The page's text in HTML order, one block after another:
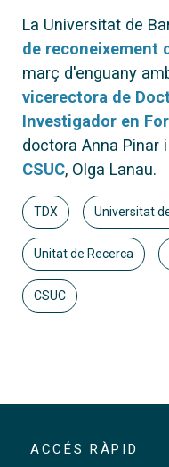
La Universitat de
de reconeixement
març d'enguany
vicerectora de
Investigador en
doctora Anna Pinar
CSUC, Olga Lanau.
TDX Universitat
Unitat de Recerca
CSUC
ACCÉS RÀPID